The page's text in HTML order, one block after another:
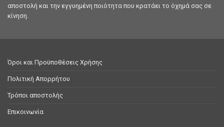
αποστολή και την εγγυημένη ποιότητα που κρατάει το όχημά σας σε
κίνηση.
Όροι και Προϋποθέσεις Χρήσης
Πολιτική Απορρήτου
Τρόποι αποστολής
Επικοινωνία